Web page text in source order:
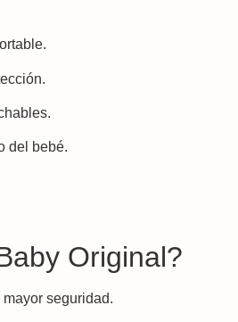
del bebé.
Original?
seguridad.